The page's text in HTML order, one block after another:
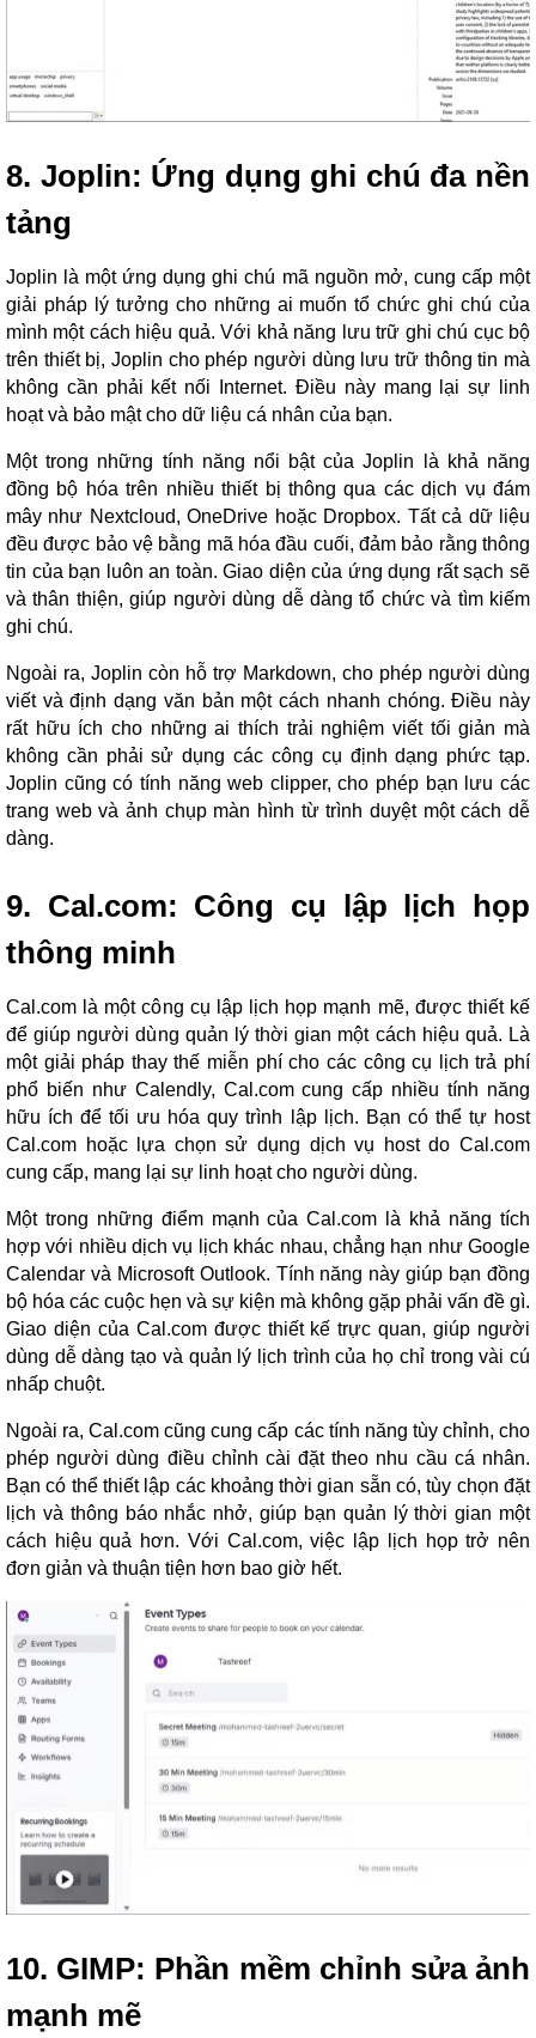
8. Joplin: Ứng dụng ghi chú đa nền
tảng
Joplin là một ứng dụng ghi chú mã nguồn mở, cung cấp một
giải pháp lý tưởng cho những ai muốn tổ chức ghi chú của
mình một cách hiệu quả. Với khả năng lưu trữ ghi chú cục bộ
trên thiết bị, Joplin cho phép người dùng lưu trữ thông tin mà
không cần phải kết nối Internet. Điều này mang lại sự linh
hoạt và bảo mật cho dữ liệu cá nhân của bạn.
Một trong những tính năng nổi bật của Joplin là khả năng
đồng bộ hóa trên nhiều thiết bị thông qua các dịch vụ đám
mây như Nextcloud, OneDrive hoặc Dropbox. Tất cả dữ liệu
đều được bảo vệ bằng mã hóa đầu cuối, đảm bảo rằng thông
tin của bạn luôn an toàn. Giao diện của ứng dụng rất sạch sẽ
và thân thiện, giúp người dùng dễ dàng tổ chức và tìm kiếm
ghi chú.
Ngoài ra, Joplin còn hỗ trợ Markdown, cho phép người dùng
viết và định dạng văn bản một cách nhanh chóng. Điều này
rất hữu ích cho những ai thích trải nghiệm viết tối giản mà
không cần phải sử dụng các công cụ định dạng phức tạp.
Joplin cũng có tính năng web clipper, cho phép bạn lưu các
trang web và ảnh chụp màn hình từ trình duyệt một cách dễ
dàng.
9. Cal.com: Công cụ lập lịch họp
thông minh
Cal.com là một công cụ lập lịch họp mạnh mẽ, được thiết kế
để giúp người dùng quản lý thời gian một cách hiệu quả. Là
một giải pháp thay thế miễn phí cho các công cụ lịch trả phí
phổ biến như Calendly, Cal.com cung cấp nhiều tính năng
hữu ích để tối ưu hóa quy trình lập lịch. Bạn có thể tự host
Cal.com hoặc lựa chọn sử dụng dịch vụ host do Cal.com
cung cấp, mang lại sự linh hoạt cho người dùng.
Một trong những điểm mạnh của Cal.com là khả năng tích
hợp với nhiều dịch vụ lịch khác nhau, chẳng hạn như Google
Calendar và Microsoft Outlook. Tính năng này giúp bạn đồng
bộ hóa các cuộc hẹn và sự kiện mà không gặp phải vấn đề gì.
Giao diện của Cal.com được thiết kế trực quan, giúp người
dùng dễ dàng tạo và quản lý lịch trình của họ chỉ trong vài cú
nhấp chuột.
Ngoài ra, Cal.com cũng cung cấp các tính năng tùy chỉnh, cho
phép người dùng điều chỉnh cài đặt theo nhu cầu cá nhân.
Bạn có thể thiết lập các khoảng thời gian sẵn có, tùy chọn đặt
lịch và thông báo nhắc nhở, giúp bạn quản lý thời gian một
cách hiệu quả hơn. Với Cal.com, việc lập lịch họp trở nên
đơn giản và thuận tiện hơn bao giờ hết.
10. GIMP: Phần mềm chỉnh sửa ảnh
mạnh mẽ